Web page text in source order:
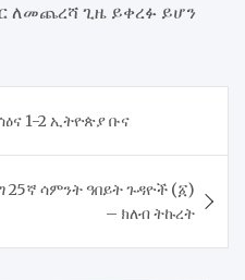
ለመጨረሻ ጊዜ ይቀረፉ ይሆን
1-2 ኢትዮጵያ ቡና
ሳምንት ዓበይት ጉዳዮች (፩)
– ክለብ ትኩረት